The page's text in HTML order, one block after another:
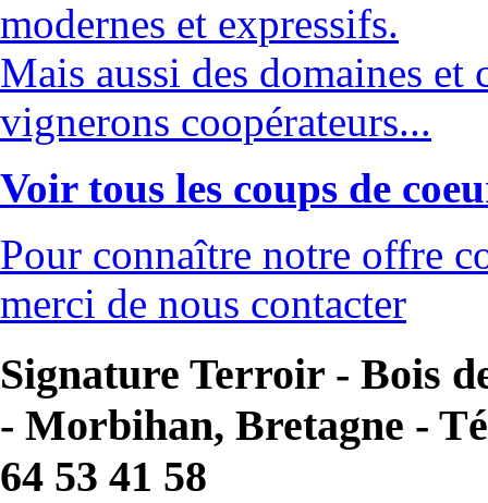
modernes et expressifs.
Mais aussi des domaines et
vignerons coopérateurs...
Voir tous les coups de
Pour connaître notre offre
merci de nous contacter
Signature Terroir - Bois
- Morbihan, Bretagne -
64 53 41 58